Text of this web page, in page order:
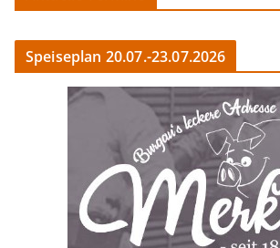
Speiseplan 20.07.-23.07.2026